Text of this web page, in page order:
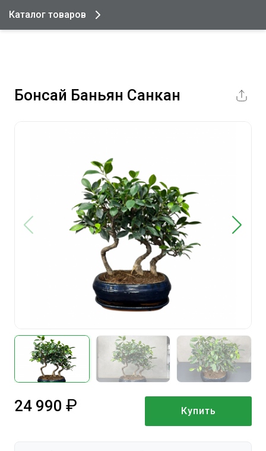
Каталог товаров
Бонсай Баньян Санкан
24 990 Купить